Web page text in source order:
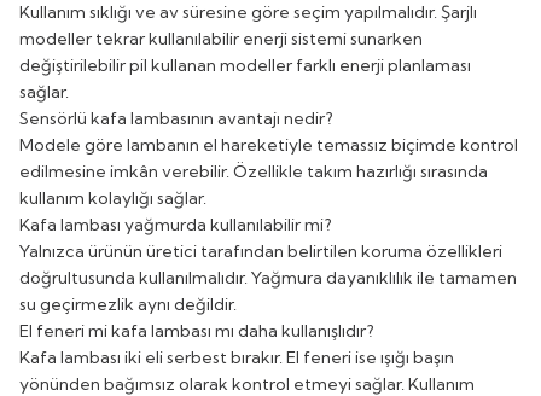
Kullanım sıklığı ve av süresine göre seçim yapılmalıdır. Şarjlı
modeller tekrar kullanılabilir enerji sistemi sunarken
değiştirilebilir pil kullanan modeller farklı enerji planlaması
sağlar.
Sensörlü kafa lambasının avantajı nedir?
Modele göre lambanın el hareketiyle temassız biçimde kontrol
edilmesine imkân verebilir. Özellikle takım hazırlığı sırasında
kullanım kolaylığı sağlar.
Kafa lambası yağmurda kullanılabilir mi?
Yalnızca ürünün üretici tarafından belirtilen koruma özellikleri
doğrultusunda kullanılmalıdır. Yağmura dayanıklılık ile tamamen
su geçirmezlik aynı değildir.
El feneri mi kafa lambası mı daha kullanışlıdır?
Kafa lambası iki eli serbest bırakır. El feneri ise ışığı başın
yönünden bağımsız olarak kontrol etmeyi sağlar. Kullanım